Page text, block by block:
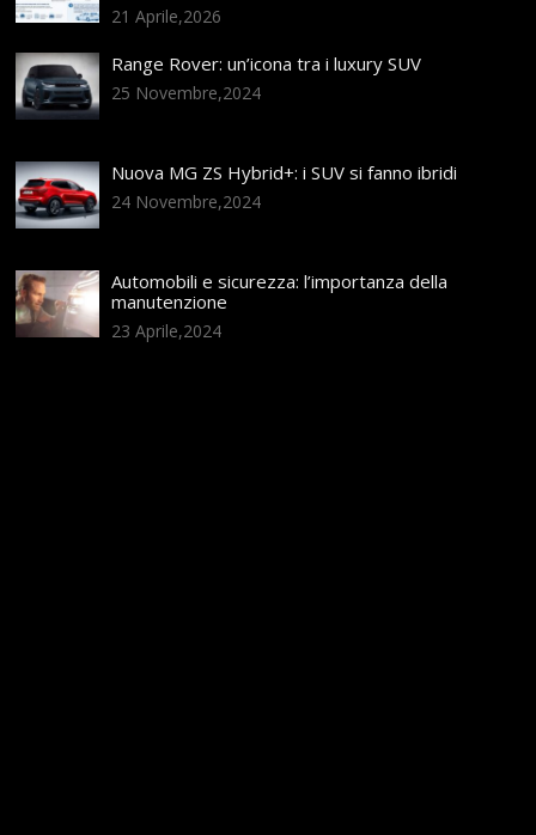
21 Aprile,2026
Range Rover: un’icona tra i luxury SUV
25 Novembre,2024
Nuova MG ZS Hybrid+: i SUV si fanno ibridi
24 Novembre,2024
Automobili e sicurezza: l’importanza della
manutenzione
23 Aprile,2024